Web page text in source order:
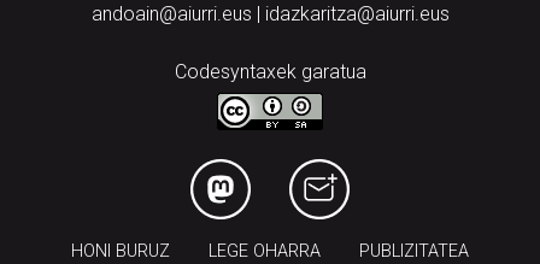
andoain@aiurri.eus | idazkaritza@aiurri.eus
Codesyntaxek garatua
HONI BURUZ LEGE OHARRA PUBLIZITATEA